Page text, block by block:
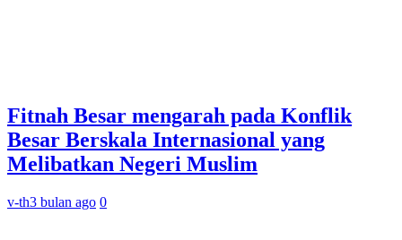
Fitnah Besar mengarah pada Konflik
Besar Berskala Internasional yang
Melibatkan Negeri Muslim
v-th3 bulan ago 0